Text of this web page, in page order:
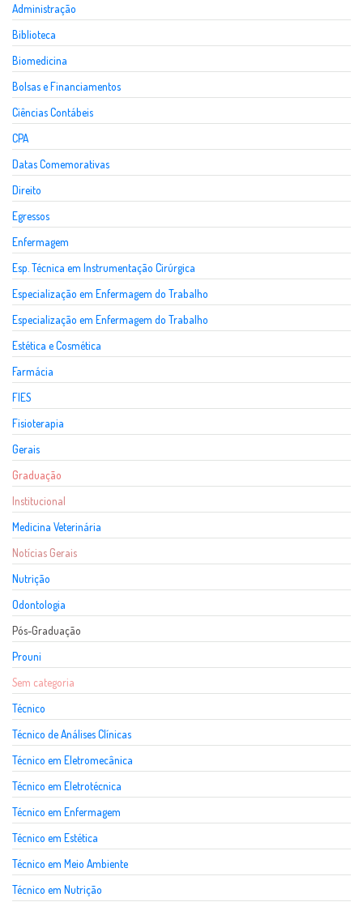
Administração
Biblioteca
Biomedicina
Bolsas e Financiamentos
Ciências Contábeis
CPA
Datas Comemorativas
Direito
Egressos
Enfermagem
Esp. Técnica em Instrumentação Cirúrgica
Especialização em Enfermagem do Trabalho
Especialização em Enfermagem do Trabalho
Estética e Cosmética
Farmácia
FIES
Fisioterapia
Gerais
Graduação
Institucional
Medicina Veterinária
Notícias Gerais
Nutrição
Odontologia
Pós-Graduação
Prouni
Sem categoria
Técnico
Técnico de Análises Clínicas
Técnico em Eletromecânica
Técnico em Eletrotécnica
Técnico em Enfermagem
Técnico em Estética
Técnico em Meio Ambiente
Técnico em Nutrição